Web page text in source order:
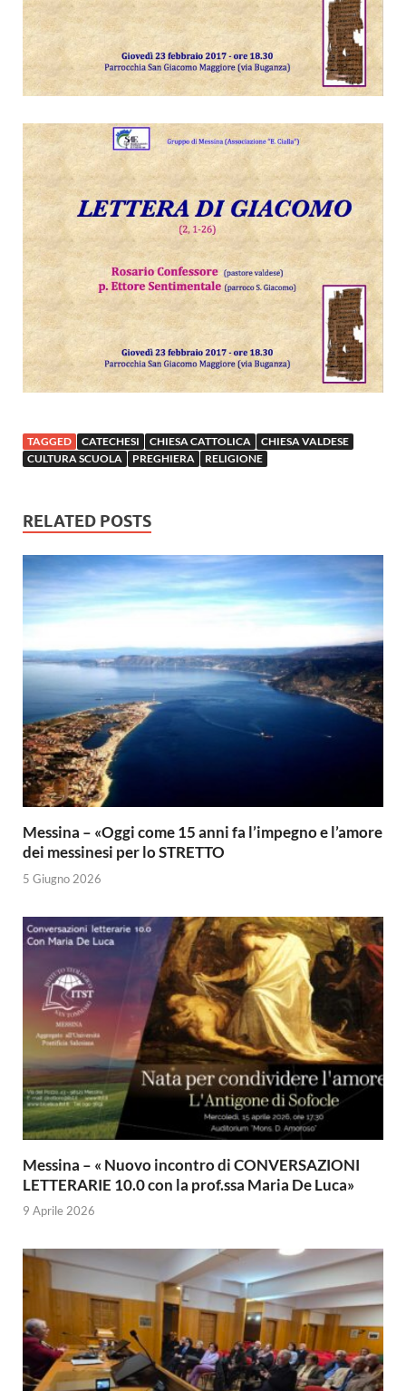
TAGGED CATECHESI CHIESA CATTOLICA
CHIESA VALDESE
CULTURA SCUOLA
PREGHIERA RELIGIONE
RELATED POSTS
Messina – «Oggi come 15 anni fa l’impegno e l’amore
dei messinesi per lo STRETTO
5 Giugno 2026
Messina – « Nuovo incontro di CONVERSAZIONI
LETTERARIE 10.0 con la prof.ssa Maria De Luca»
9 Aprile 2026